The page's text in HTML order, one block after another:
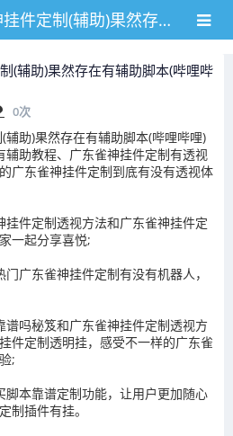
指引辅助!广东雀神挂件定制(辅助)果然存在有辅助脚本(哔哩哔哩)
(辅助)果然存在有辅助脚本(哔哩哔
0次
助)果然存在有辅助脚本(哔哩哔哩)
辅助教程、广东雀神挂件定制有透视
广东雀神挂件定制到底有没有透视体
件定制透视方法和广东雀神挂件定
一起分享喜悦;
广东雀神挂件定制有没有机器人，
吗秘笈和广东雀神挂件定制透视方
件定制透明挂，感受不一样的广东雀
;
脚本靠谱定制功能，让用户更加随心
制插件有挂。